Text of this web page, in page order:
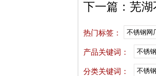
下一篇： 芜湖
热门标签： 不锈钢网
产品关键词： 不锈
分类关键词： 不锈